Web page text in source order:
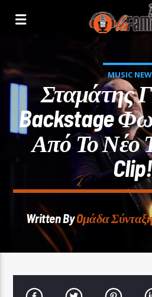
Current Track
Artist
MUSIC
Σταμάτης
Backstage
Από Το Νέο
Clip!
Written ByOμάδα